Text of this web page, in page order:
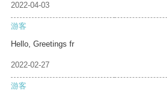
2022-04-03
游客
Hello, Greetings fr
2022-02-27
游客